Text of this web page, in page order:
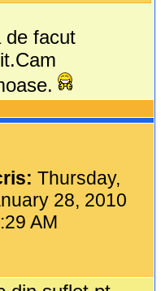
de facut
Thursday,
28, 2010
AM